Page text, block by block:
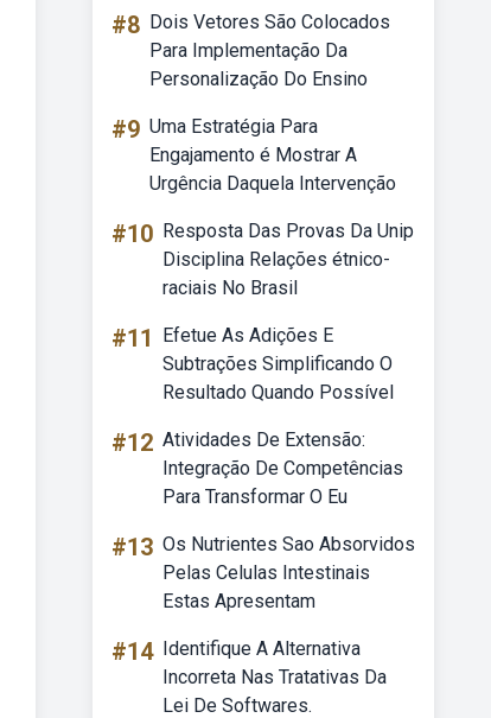
#8 Dois Vetores São Colocados
Para Implementação Da
Personalização Do Ensino
#9 Uma Estratégia Para
Engajamento é Mostrar A
Urgência Daquela Intervenção
#10 Resposta Das Provas Da Unip
Disciplina Relações étnico-
raciais No Brasil
#11
Efetue As Adições E
Subtrações Simplificando O
Resultado Quando Possível
#12 Atividades De Extensão:
Integração De Competências
Para Transformar O Eu
#13 Os Nutrientes Sao Absorvidos
Pelas Celulas Intestinais
Estas Apresentam
#14 Identifique A Alternativa
Incorreta Nas Tratativas Da
Lei De Softwares.